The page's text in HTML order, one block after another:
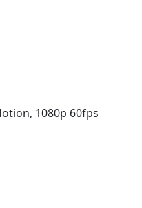
1080p 60fps